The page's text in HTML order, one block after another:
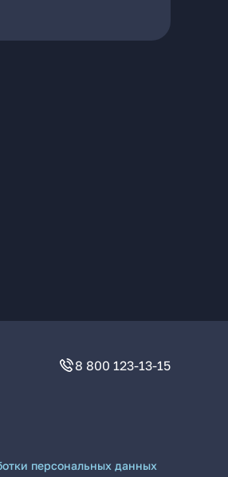
8 800 123-13-15
персональных данных